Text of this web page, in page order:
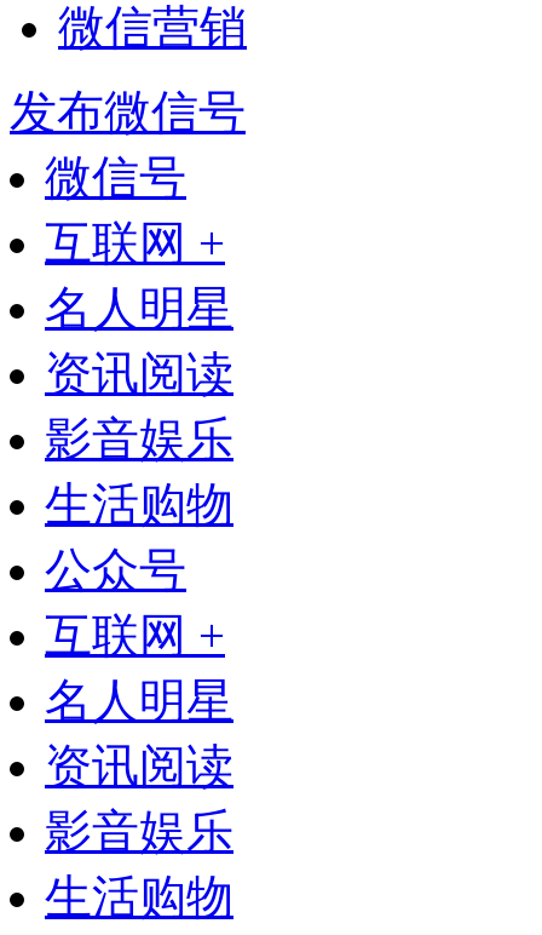
微信营销
发布微信号
微信号
互联网 +
名人明星
资讯阅读
影音娱乐
生活购物
公众号
互联网 +
名人明星
资讯阅读
影音娱乐
生活购物